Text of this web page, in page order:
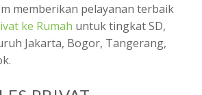
memberikan pelayanan terbaik
ke Rumah untuk tingkat SD,
Jakarta, Bogor, Tangerang,